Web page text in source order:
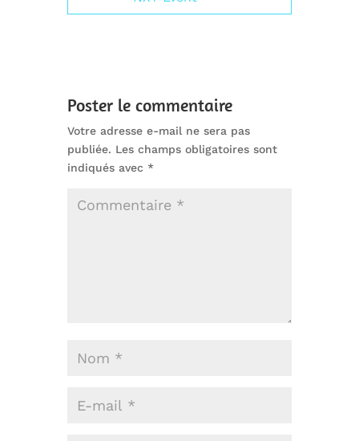
Poster le commentaire
Votre adresse e-mail ne sera pas
publiée. Les champs obligatoires sont
indiqués avec *